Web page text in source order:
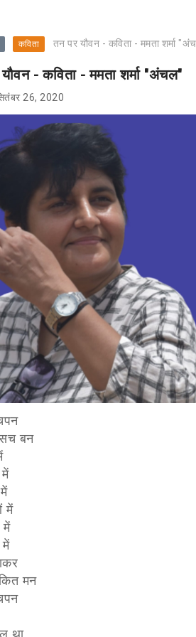
कविता तन पर यौवन - कविता - ममता शर्मा
- कविता - ममता शर्मा "अंचल"
26, 2020
बन
में
में
में
में
मन
था